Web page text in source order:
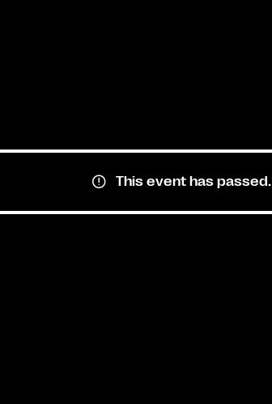
This event has passed.